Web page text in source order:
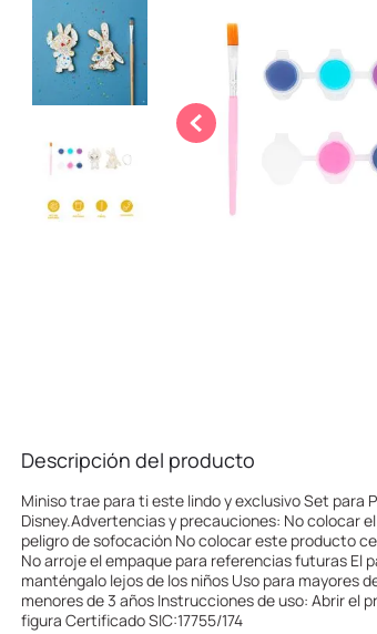
Descripción del producto
Miniso trae para ti este lindo y exclusivo Set para
Disney.Advertencias y precauciones: No colocar
peligro de sofocación No colocar este producto
No arroje el empaque para referencias futuras El
manténgalo lejos de los niños Uso para mayores
menores de 3 años Instrucciones de uso: Abrir el
figura Certificado SIC:17755/174
disney
termos
9.
one piece
.